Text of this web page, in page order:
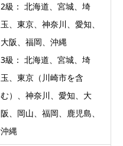
2級： 北海道、宮城、埼
玉、東京、神奈川、愛知、
大阪、福岡、沖縄
3級： 北海道、宮城、埼
玉、東京（川崎市を含
む）、神奈川、愛知、大
阪、岡山、福岡、鹿児島、
沖縄